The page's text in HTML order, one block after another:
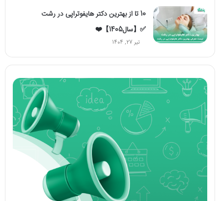
10 تا از بهترین دکتر هایفوتراپی در رشت
✅【سال1405】❤️
تیر 27, 1404